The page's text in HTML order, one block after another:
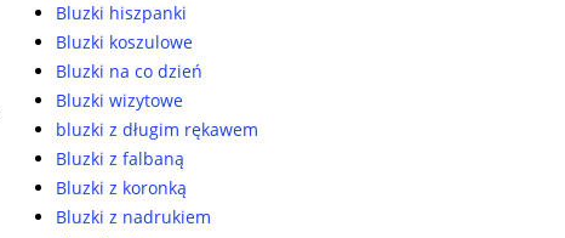
Bluzki hiszpanki
Bluzki koszulowe
Bluzki na co dzień
Bluzki wizytowe
bluzki z długim rękawem
Bluzki z falbaną
Bluzki z koronką
Bluzki z nadrukiem